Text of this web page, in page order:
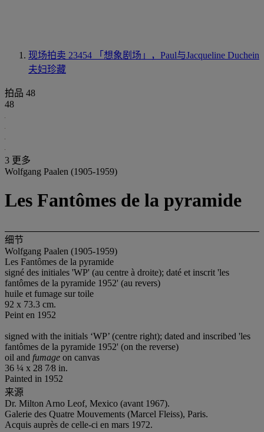
现场拍卖 23454
「想象剧场」，Paul与Jacqueline Duchein
夫妇珍藏
拍品 48
48
3 更多
Wolfgang Paalen (1905-1959)
Les Fantômes de la pyramide
细节
Wolfgang Paalen (1905-1959)
Les Fantômes de la pyramide
signé des initiales 'WP' (au centre à droite); daté et inscrit 'les
fantômes de la pyramide 1952' (au revers)
huile et fumage sur toile
92 x 73.3 cm.
Peint en 1952
signed with the initials ‘WP’ (centre right); dated and inscribed 'les
fantômes de la pyramide 1952' (on the reverse)
oil and fumage on canvas
36 ¼ x 28 7⁄8 in.
Painted in 1952
来源
Dr. Milton Arno Leof, Mexico (avant 1967).
Galerie des Quatre Mouvements (Marcel Fleiss), Paris.
Acquis auprès de celle-ci en mars 1972.